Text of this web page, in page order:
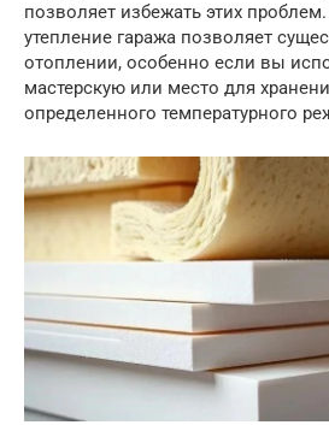
позволяет избежать этих
утепление гаража позволяет
отоплении, особенно если вы
мастерскую или место для
определенного температурного